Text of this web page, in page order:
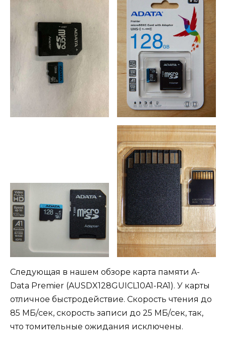
Следующая в нашем обзоре карта памяти A-
Data Premier (AUSDX128GUICL10A1-RA1). У карты
отличное быстродействие. Скорость чтения до
85 МБ/сек, скорость записи до 25 МБ/сек, так,
что томительные ожидания исключены.